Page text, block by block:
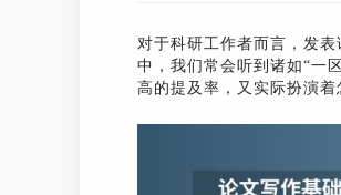
对于科研工作者而言，发
中，我们常会听到诸如“一
高的提及率，又实际扮演